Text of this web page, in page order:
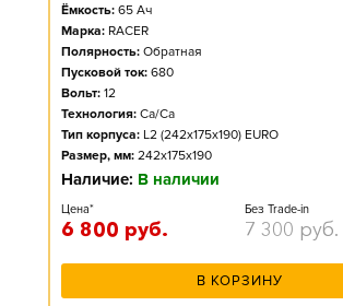
Ёмкость: 65 Ач
Марка: RACER
Полярность: Обратная
Пусковой ток: 680
Вольт: 12
Технология: Ca/Ca
Тип корпуса: L2 (242x175x190) EURO
Размер, мм: 242x175x190
Наличие: В наличии
Цена*
6 800 руб.
Без Trade-in
7 300 руб.
В КОРЗИНУ